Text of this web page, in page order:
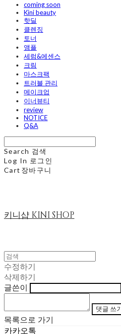
coming soon
Kini beauty
핫딜
클렌징
토너
앰플
세럼&에센스
크림
마스크팩
트러블 관리
메이크업
이너뷰티
review
NOTICE
Q&A
Search 검색
Log In 로그인
Cart 장바구니
키니샵 KINI SHOP
수정하기
삭제하기
글쓴이
댓글 쓰
목록으로 가기
카카오톡